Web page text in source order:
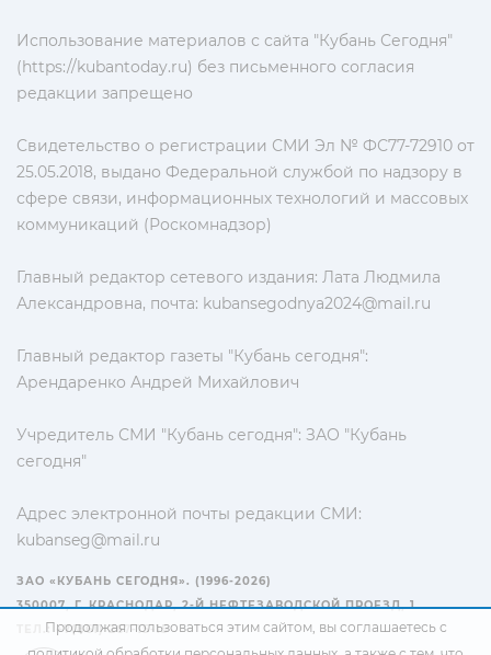
Использование материалов с сайта "Кубань Сегодня"
(https://kubantoday.ru) без письменного согласия
редакции запрещено
Свидетельство о регистрации СМИ Эл № ФС77-72910 от
25.05.2018, выдано Федеральной службой по надзору в
сфере связи, информационных технологий и массовых
коммуникаций (Роскомнадзор)
Главный редактор сетевого издания: Лата Людмила
Александровна, почта: kubansegodnya2024@mail.ru
Главный редактор газеты "Кубань сегодня":
Арендаренко Андрей Михайлович
Учредитель СМИ "Кубань сегодня": ЗАО "Кубань
сегодня"
Адрес электронной почты редакции СМИ:
kubanseg@mail.ru
ЗАО «КУБАНЬ СЕГОДНЯ». (1996-2026)
350007, Г. КРАСНОДАР, 2-Й НЕФТЕЗАВОДСКОЙ ПРОЕЗД, 1
ТЕЛ.: +7(861) 267-15-15
Продолжая пользоваться этим сайтом, вы соглашаетесь с